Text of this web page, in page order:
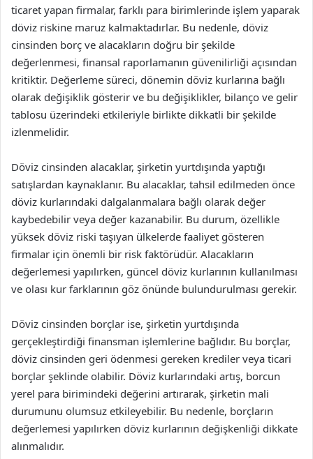
ticaret yapan firmalar, farklı para birimlerinde işlem yaparak
döviz riskine maruz kalmaktadırlar. Bu nedenle, döviz
cinsinden borç ve alacakların doğru bir şekilde
değerlenmesi, finansal raporlamanın güvenilirliği açısından
kritiktir. Değerleme süreci, dönemin döviz kurlarına bağlı
olarak değişiklik gösterir ve bu değişiklikler, bilanço ve gelir
tablosu üzerindeki etkileriyle birlikte dikkatli bir şekilde
izlenmelidir.
Döviz cinsinden alacaklar, şirketin yurtdışında yaptığı
satışlardan kaynaklanır. Bu alacaklar, tahsil edilmeden önce
döviz kurlarındaki dalgalanmalara bağlı olarak değer
kaybedebilir veya değer kazanabilir. Bu durum, özellikle
yüksek döviz riski taşıyan ülkelerde faaliyet gösteren
firmalar için önemli bir risk faktörüdür. Alacakların
değerlemesi yapılırken, güncel döviz kurlarının kullanılması
ve olası kur farklarının göz önünde bulundurulması gerekir.
Döviz cinsinden borçlar ise, şirketin yurtdışında
gerçekleştirdiği finansman işlemlerine bağlıdır. Bu borçlar,
döviz cinsinden geri ödenmesi gereken krediler veya ticari
borçlar şeklinde olabilir. Döviz kurlarındaki artış, borcun
yerel para birimindeki değerini artırarak, şirketin mali
durumunu olumsuz etkileyebilir. Bu nedenle, borçların
değerlemesi yapılırken döviz kurlarının değişkenliği dikkate
alınmalıdır.